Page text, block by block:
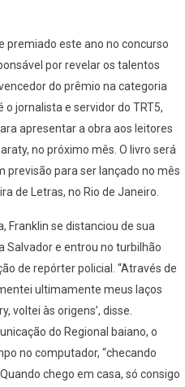
premiado este ano no concurso
por revelar os talentos
do prêmio na categoria
jornalista e servidor do TRT5,
apresentar a obra aos leitores
no próximo mês. O livro será
previsão para ser lançado no mês
de Letras, no Rio de Janeiro.
Franklin se distanciou de sua
Salvador e entrou no turbilhão
de repórter policial. “Através de
ultimamente meus laços
voltei às origens’, disse.
do Regional baiano, o
no computador, “checando
chego em casa, só consigo